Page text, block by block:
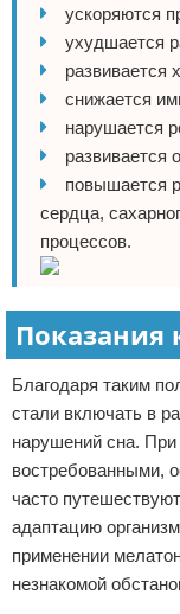
ускоряются
ухудшается
развивается
снижается
нарушается
развивается
повышается
сердца,
процессов.
Благодаря таким
стали включать в
нарушений сна. При
востребованными,
часто
адаптацию
применении
незнакомой